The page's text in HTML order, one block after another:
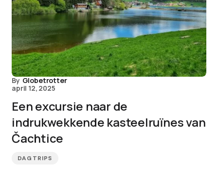
By Globetrotter
april 12, 2025
Een excursie naar de
indrukwekkende kasteelruïnes van
Čachtice
DAGTRIPS